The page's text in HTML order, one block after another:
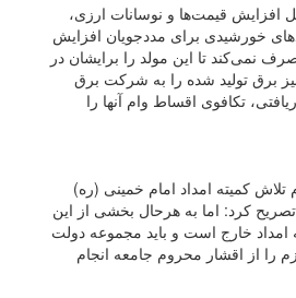
افزایش قیمت‌ها و نوسانات ارزی،
خورشیدی برای مددجویان افزایش
نمی‌کند تا این مولد را برایشان در
برق تولید شده را به شرکت برق
تکافوی اقساط وام آنها را
تلاش کمیته امداد امام خمینی (ره)
کرد: اما به هرحال بخشی از این
امداد خارج است و باید مجموعه دولت
را از اقشار محروم جامعه انجام